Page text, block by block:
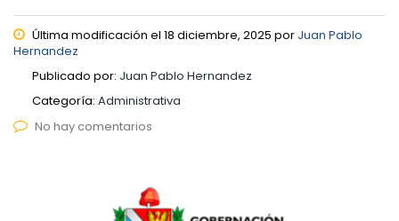
Última modificación el 18 diciembre, 2025 por Juan Pablo
Hernandez
Publicado por: Juan Pablo Hernandez
Categoría: Administrativa
No hay comentarios